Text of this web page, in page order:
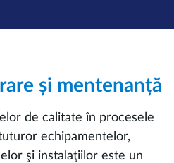
și mentenanță
de calitate în procesele
echipamentelor,
şi instalaţiilor este un